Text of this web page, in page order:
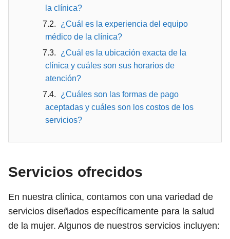
la clínica?
¿Cuál es la experiencia del equipo
médico de la clínica?
¿Cuál es la ubicación exacta de la
clínica y cuáles son sus horarios de
atención?
¿Cuáles son las formas de pago
aceptadas y cuáles son los costos de los
servicios?
Servicios ofrecidos
En nuestra clínica, contamos con una variedad de
servicios diseñados específicamente para la salud
de la mujer. Algunos de nuestros servicios incluyen: